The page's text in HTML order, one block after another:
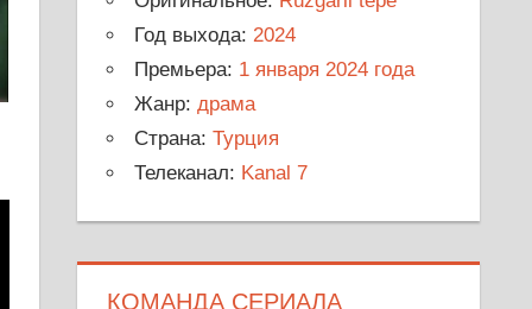
Год выхода:2024
Премьера: 1 января 2024 года
Жанр:драма
Страна:Турция
Телеканал: Kanal 7
КОМАНДА СЕРИАЛА